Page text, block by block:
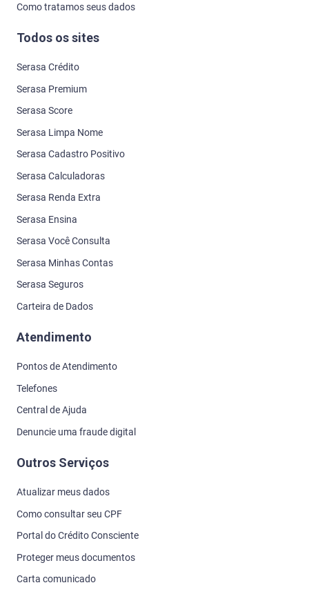
Como tratamos seus dados
Todos os sites
Serasa Crédito
Serasa Premium
Serasa Score
Serasa Limpa Nome
Serasa Cadastro Positivo
Serasa Calculadoras
Serasa Renda Extra
Serasa Ensina
Serasa Você Consulta
Serasa Minhas Contas
Serasa Seguros
Carteira de Dados
Atendimento
Pontos de Atendimento
Telefones
Central de Ajuda
Denuncie uma fraude digital
Outros Serviços
Atualizar meus dados
Como consultar seu CPF
Portal do Crédito Consciente
Proteger meus documentos
Carta comunicado